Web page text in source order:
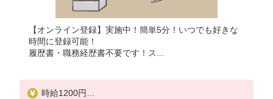
【オンライン登録】実施中！簡単5分！いつでも好きな
時間に登録可能！
履歴書・職務経歴書不要です！ス...
時給1200円